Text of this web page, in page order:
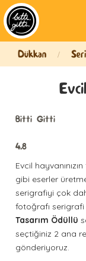
Dükkan /
Bitti Gitti
4.8
Evcil
gibi eserler
serigrafiyi çok
fotoğrafı serigrafi
Tasarım Ödüllü
seçtiğiniz 2 ana
gönderiyoruz.